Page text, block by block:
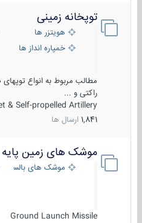
توپخانه زمینی
هویتزر ها
خمپاره انداز ها
مطالب مربوط به انواع
راکتی و ...
& Self-propelled Artillery ...
1,841 ارسال ها
موشک های زمین پایه
موشک های بالستیک
Ground Launch Missile